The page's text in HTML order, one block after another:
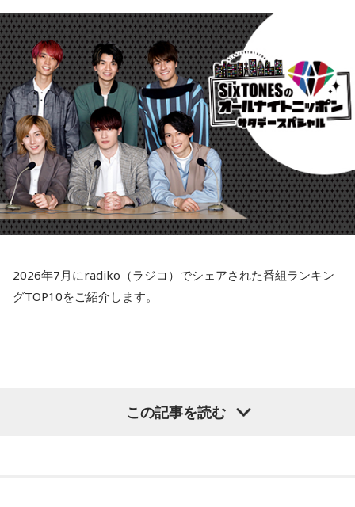
ったことをズバズバと話します。
番組にはゲストの歌手も登場します。この番組をきっかけに
全国区になる歌手も多く、2年連続で「紅白歌合戦」への出場
が決まった山内惠介さんも『日高晤郎ショー』によく出演し
ています。歌手への思い入れが強く、同番組以外に「うたコ
ン」（NHK）にも度々出演して人気急上昇中の杜このみさん
が公開生放送で熱唱した時は、その歌声の素晴らしさに、日
高さんは感極まって泣いてしまいました。
番組名：『ウィークエンドバラエティ 日高晤郎ショー』
放送局：STVラジオ（北海道）
2026年7月にradiko（ラジコ）でシェアされた番組ランキン
グTOP10をご紹介します。
この記事を読む